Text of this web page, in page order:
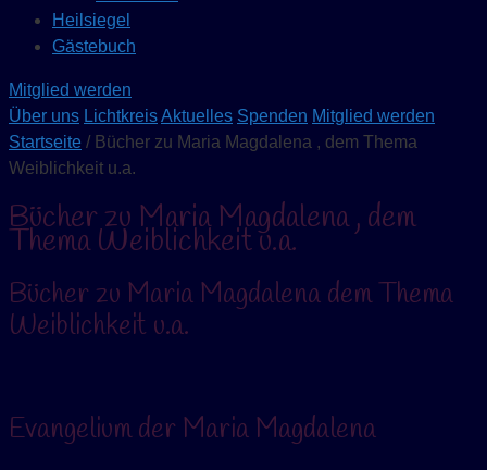
Heilsiegel
Gästebuch
Mitglied werden
Über uns LichtkreisAktuelles Spenden Mitglied werden
Startseite / Bücher zu Maria Magdalena , dem Thema
Weiblichkeit u.a.
Bücher zu Maria Magdalena , dem
Thema Weiblichkeit u.a.
Bücher zu Maria Magdalena dem Thema
Weiblichkeit u.a.
Evangelium der Maria Magdalena